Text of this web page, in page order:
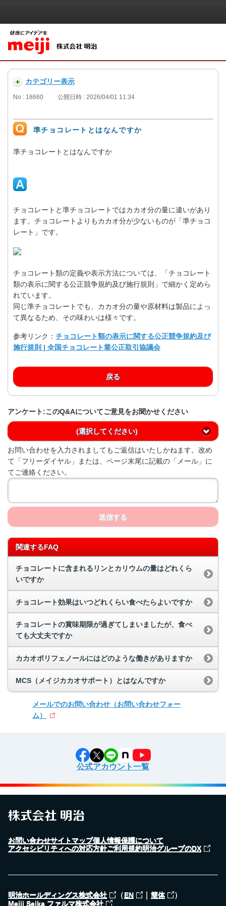
カテゴリー表示
No : 18660 公開日時 : 2026/04/01 11:34
準チョコレートとはなんですか
準チョコレートとはなんですか
チョコレートと準チョコレートではカカオ分の量に違いがあり
ます。チョコレートよりもカカオ分が少ないものが「準チョコ
レート」です。
チョコレート類の定義や表示方法については、「チョコレート
類の表示に関する公正競争規約及び施行規則」で細かく定めら
れています。
同じ準チョコレートでも、カカオ分の量や原材料は製品によっ
て異なるため、その味わいは様々です。
参考リンク： チョコレート類の表示に関する公正競争規約及び
施行規則 | 全国チョコレート業公正取引協議会
戻る
アンケート:このQ&Aについてご意見をお聞かせください
(選択してください)
お問い合わせを入力されましてもご返信はいたしかねます。改め
て「フリーダイヤル」または、ページ末尾に記載の「メール」に
てご連絡ください。
送信する
関連するFAQ
チョコレートに含まれるリンとカリウムの量はどれくら
いですか
チョコレート効果はいつどれくらい食べたらよいですか
チョコレートの賞味期限が過ぎてしまいましたが、食べ
ても大丈夫ですか
カカオポリフェノールにはどのような働きがありますか
MCS（メイジカカオサポート）とはなんですか
メールでのお問い合わせ （お問い合わせフォー
ム）
公式アカウント一覧
お問い合わせサイトマップ個人情報保護について
アクセシビリティへの対応方針ご利用規約明治グループのDX
明治ホールディングス株式会社 （EN ｜ 簡体 ）
Meiji Seika ファルマ株式会社